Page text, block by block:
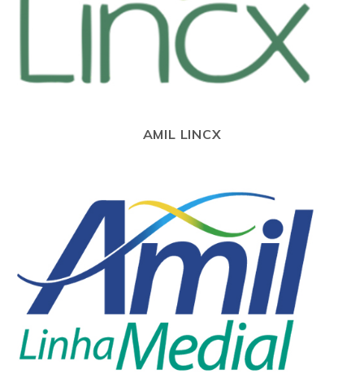
AMIL LINCX